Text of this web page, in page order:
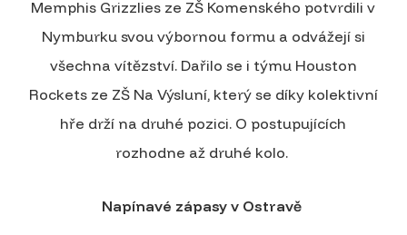
Memphis Grizzlies ze ZŠ Komenského potvrdili v
Nymburku svou výbornou formu a odvážejí si
všechna vítězství. Dařilo se i týmu Houston
Rockets ze ZŠ Na Výsluní, který se díky kolektivní
hře drží na druhé pozici. O postupujících
rozhodne až druhé kolo.
Napínavé zápasy v Ostravě